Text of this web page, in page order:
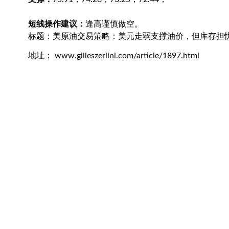
短线操作建议： 逢高谨慎做空。
标题：美原油交易策略：美元走弱支撑油价，但库存担
地址： www.gilleszerlini.com/article/1897.html